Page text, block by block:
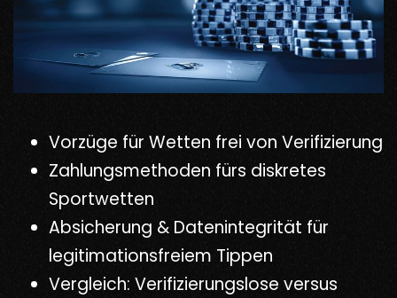
Vorzüge für Wetten frei von Verifizierung
Zahlungsmethoden fürs diskretes
Sportwetten
Absicherung & Datenintegrität für
legitimationsfreiem Tippen
Vergleich: Verifizierungslose versus